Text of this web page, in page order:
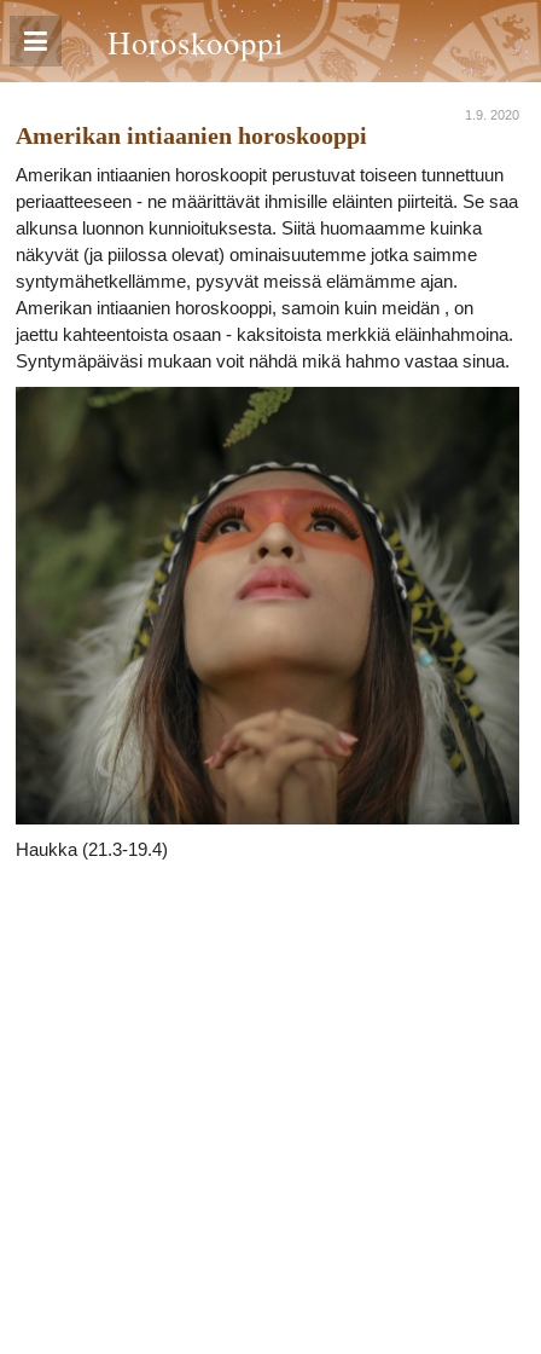
Horoskooppi
1.9. 2020
Amerikan intiaanien horoskooppi
Amerikan intiaanien horoskoopit perustuvat toiseen tunnettuun
periaatteeseen - ne määrittävät ihmisille eläinten piirteitä. Se saa
alkunsa luonnon kunnioituksesta. Siitä huomaamme kuinka
näkyvät (ja piilossa olevat) ominaisuutemme jotka saimme
syntymähetkellämme, pysyvät meissä elämämme ajan.
Amerikan intiaanien horoskooppi, samoin kuin meidän , on
jaettu kahteentoista osaan - kaksitoista merkkiä eläinhahmoina.
Syntymäpäiväsi mukaan voit nähdä mikä hahmo vastaa sinua.
Haukka (21.3-19.4)